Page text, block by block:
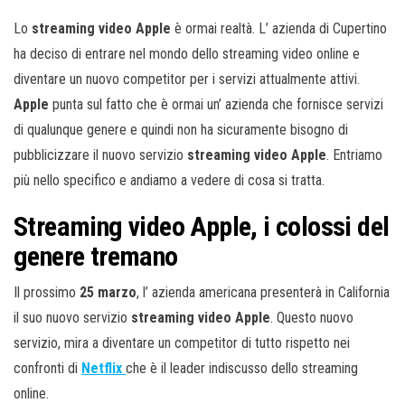
Lo streaming video Apple è ormai realtà. L’ azienda di Cupertino
ha deciso di entrare nel mondo dello streaming video online e
diventare un nuovo competitor per i servizi attualmente attivi.
Apple punta sul fatto che è ormai un’ azienda che fornisce servizi
di qualunque genere e quindi non ha sicuramente bisogno di
pubblicizzare il nuovo servizio streaming video Apple. Entriamo
più nello specifico e andiamo a vedere di cosa si tratta.
Streaming video Apple, i colossi del
genere tremano
Il prossimo 25 marzo, l’ azienda americana presenterà in California
il suo nuovo servizio streaming video Apple. Questo nuovo
servizio, mira a diventare un competitor di tutto rispetto nei
confronti di Netflix che è il leader indiscusso dello streaming
online.